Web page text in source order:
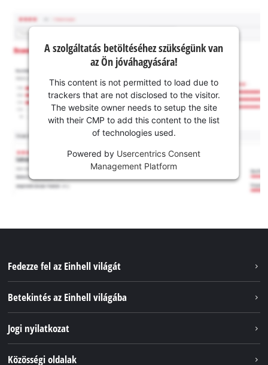
A szolgáltatás betöltéséhez szükségünk van
az Ön jóváhagyására!
This content is not permitted to load due to
trackers that are not disclosed to the visitor.
The website owner needs to setup the site
with their CMP to add this content to the list
of technologies used.
Powered by Usercentrics Consent
Management Platform
Fedezze fel az Einhell világát
Betekintés az Einhell világába
Az Einhell világszerte
Jogi nyilatkozat
Közösségi oldalak